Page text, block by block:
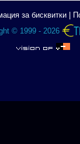
за бисквитки|
© 1999 - 2026